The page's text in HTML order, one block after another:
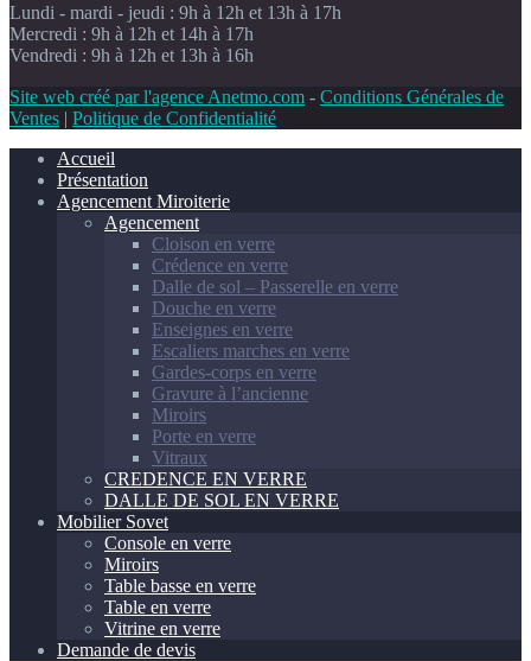
Lundi - mardi - jeudi : 9h à 12h et 13h à 17h
Mercredi : 9h à 12h et 14h à 17h
Vendredi : 9h à 12h et 13h à 16h
Site web créé par l'agence Anetmo.com - Conditions Générales de
Ventes | Politique de Confidentialité
Accueil
Présentation
Agencement Miroiterie
Agencement
Cloison en verre
Crédence en verre
Dalle de sol – Passerelle en verre
Douche en verre
Enseignes en verre
Escaliers marches en verre
Gardes-corps en verre
Gravure à l’ancienne
Miroirs
Porte en verre
Vitraux
CREDENCE EN VERRE
DALLE DE SOL EN VERRE
Mobilier Sovet
Console en verre
Miroirs
Table basse en verre
Table en verre
Vitrine en verre
Demande de devis